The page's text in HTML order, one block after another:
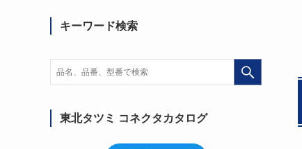
キーワード検索
東北タツミ コネクタカタログ